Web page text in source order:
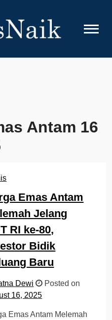
Antam 16
Emas Antam
Jelang
RI ke-80,
Bidik
Baru
Dewi
Posted on
16, 2025
Emas Antam Melemah